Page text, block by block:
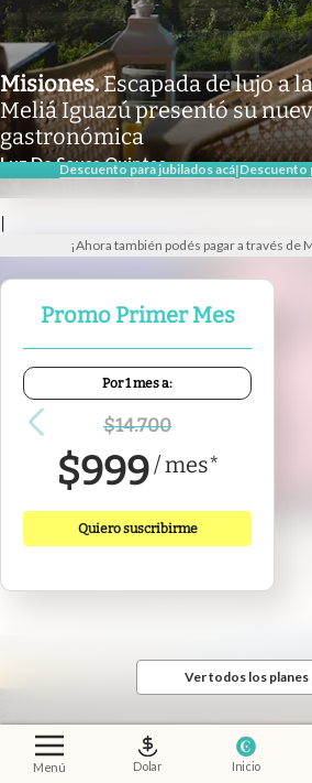
Menú Dolar Inicio
Descuento para jubilados acá|Descuento
|
¡Ahora también podés pagar a través de
Promo Primer Mes
Por 1 mes a:
$14.700
$999/mes*
Quiero suscribirme
Ver todos los planes
Misiones.Escapada de lujo a
Meliá Iguazú presentó su
gastronómica
Luz De Sousa Quintas
Economía al día.El mercado ya